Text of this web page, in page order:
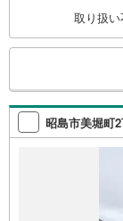
ーに相
イフプラ
た資金
取り扱
検
索
条
昭島市美堀町2